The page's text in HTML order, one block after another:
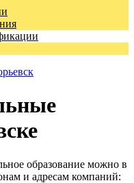
образование можно в
и адресам компаний: